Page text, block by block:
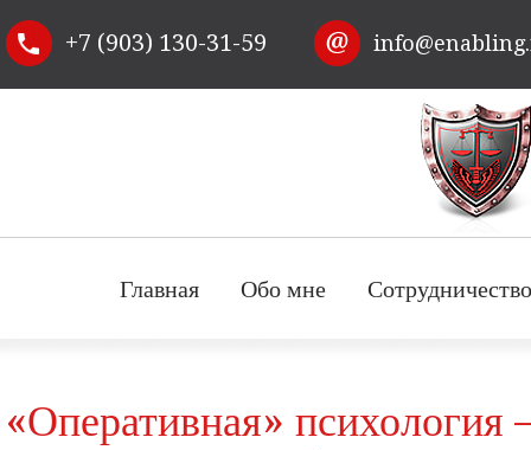
основному
+7 (903) 130-31-59
Главная Обо мне Сотрудничество
«Оперативная» психология